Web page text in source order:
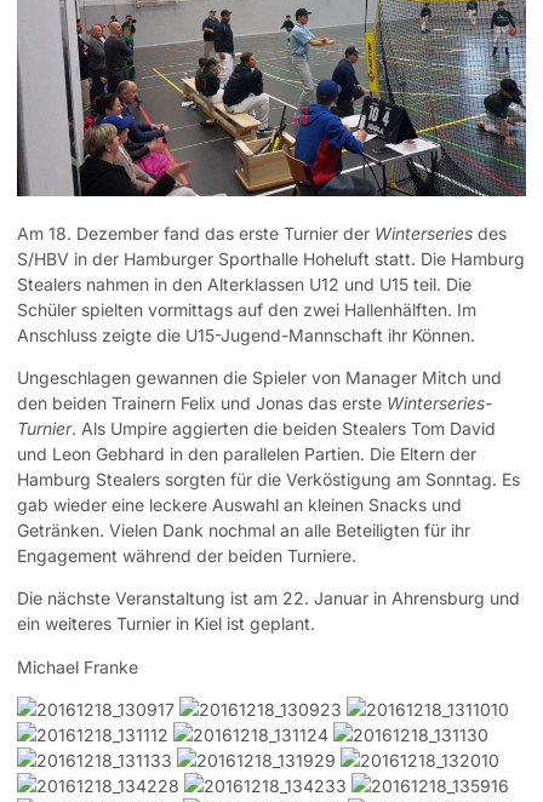
Am 18. Dezember fand das erste Turnier der Winterseries des
S/HBV in der Hamburger Sporthalle Hoheluft statt. Die Hamburg
Stealers nahmen in den Alterklassen U12 und U15 teil. Die
Schüler spielten vormittags auf den zwei Hallenhälften. Im
Anschluss zeigte die U15-Jugend-Mannschaft ihr Können.
Ungeschlagen gewannen die Spieler von Manager Mitch und
den beiden Trainern Felix und Jonas das erste Winterseries-
Turnier. Als Umpire aggierten die beiden Stealers Tom David
und Leon Gebhard in den parallelen Partien. Die Eltern der
Hamburg Stealers sorgten für die Verköstigung am Sonntag. Es
gab wieder eine leckere Auswahl an kleinen Snacks und
Getränken. Vielen Dank nochmal an alle Beteiligten für ihr
Engagement während der beiden Turniere.
Die nächste Veranstaltung ist am 22. Januar in Ahrensburg und
ein weiteres Turnier in Kiel ist geplant.
Michael Franke